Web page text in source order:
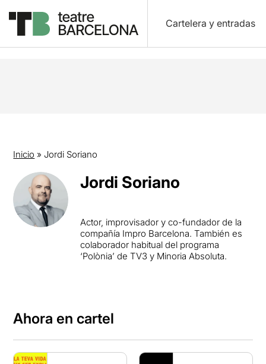
Cartelera y entradas
Inicio » Jordi Soriano
Jordi Soriano
Actor, improvisador y co-fundador de la
compañía Impro Barcelona. También es
colaborador habitual del programa
‘Polònia’ de TV3 y Minoria Absoluta.
Ahora en cartel